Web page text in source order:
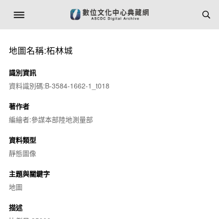
地圖名稱:柘林城
識別資訊
資料識別碼:B-3584-1662-1_t018
著作者
編繪者:參謀本部陸地測量部
資料類型
靜態圖像
主題與關鍵字
地圖
描述